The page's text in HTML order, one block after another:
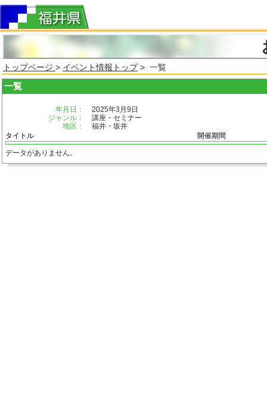
トップページ > イベント情報トップ> 一覧
一覧
年月日：
2025年3月9日
ジャンル：
講座・セミナー
地区：
福井・坂井
タイトル
開催期間
データがありません。